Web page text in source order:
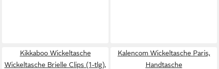
Kikkaboo Wickeltasche
Wickeltasche Brielle Clips (1-tlg),
Kalencom Wickeltasche Paris,
Handtasche